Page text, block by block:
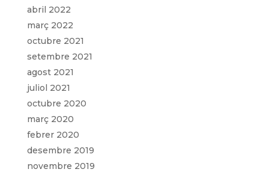
abril 2022
març 2022
octubre 2021
setembre 2021
agost 2021
juliol 2021
octubre 2020
març 2020
febrer 2020
desembre 2019
novembre 2019